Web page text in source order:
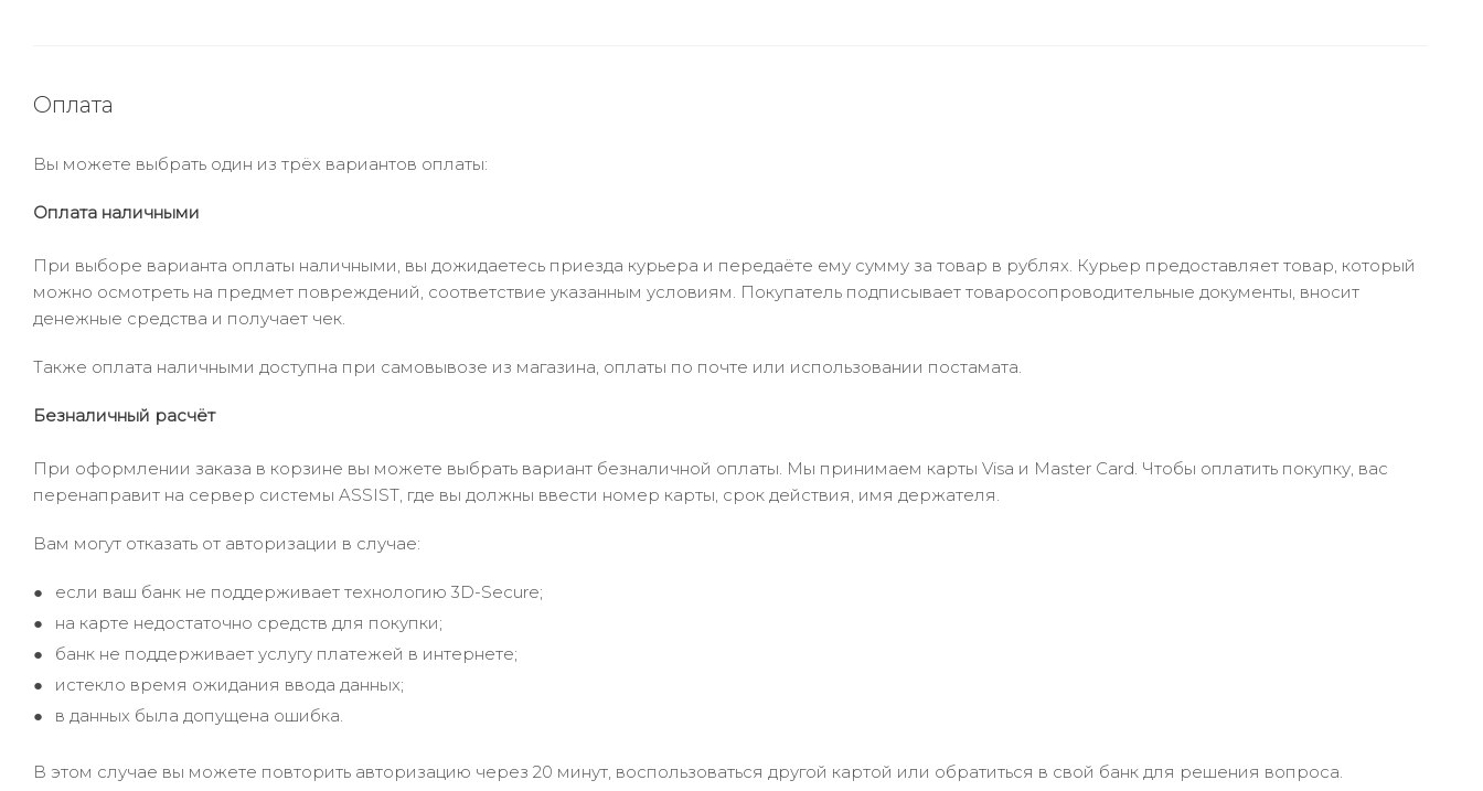
Оплата
Вы можете выбрать один из трёх вариантов оплаты:
Оплата наличными
При выборе варианта оплаты наличными, вы дожидаетесь приезда курьера и передаёте ему сумму за товар в рублях. Курьер предоставляет товар, который
можно осмотреть на предмет повреждений, соответствие указанным условиям. Покупатель подписывает товаросопроводительные документы, вносит
денежные средства и получает чек.
Также оплата наличными доступна при самовывозе из магазина, оплаты по почте или использовании постамата.
Безналичный расчёт
При оформлении заказа в корзине вы можете выбрать вариант безналичной оплаты. Мы принимаем карты Visa и Master Card. Чтобы оплатить покупку, вас
перенаправит на сервер системы ASSIST, где вы должны ввести номер карты, срок действия, имя держателя.
Вам могут отказать от авторизации в случае:
если ваш банк не поддерживает технологию 3D-Secure;
на карте недостаточно средств для покупки;
банк не поддерживает услугу платежей в интернете;
истекло время ожидания ввода данных;
в данных была допущена ошибка.
В этом случае вы можете повторить авторизацию через 20 минут, воспользоваться другой картой или обратиться в свой банк для решения вопроса.